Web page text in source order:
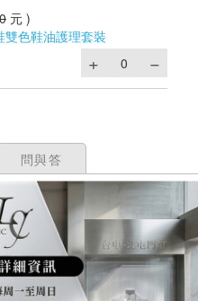
元 )
雙色鞋油護理套裝
問與答